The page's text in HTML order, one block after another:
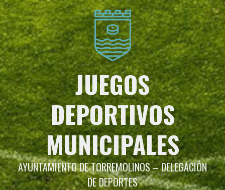
Saltar
al
contenido
JUEGOS
DEPORTIVOS
MUNICIPALES
AYUNTAMIENTO DE TORREMOLINOS – DELEGACIÓN
DE DEPORTES